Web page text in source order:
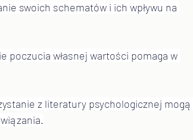
swoich schematów i ich wpływu na
poczucia własnej wartości pomaga w
z literatury psychologicznej mogą